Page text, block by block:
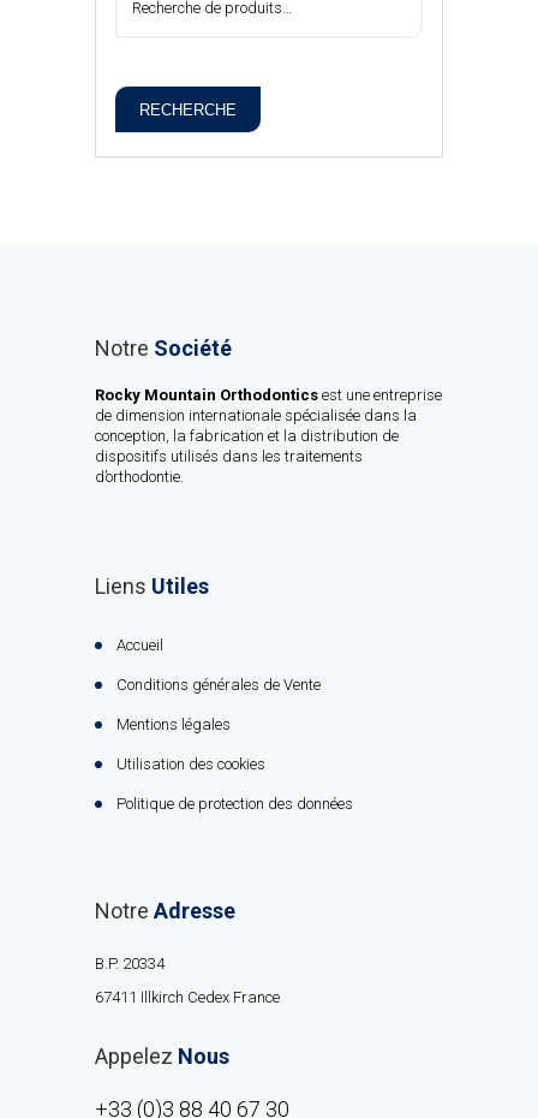
RECHERCHE
Notre Société
Rocky Mountain Orthodontics est une entreprise
de dimension internationale spécialisée dans la
conception, la fabrication et la distribution de
dispositifs utilisés dans les traitements
d’orthodontie.
Liens Utiles
Accueil
Conditions générales de Vente
Mentions légales
Utilisation des cookies
Politique de protection des données
Notre Adresse
B.P. 20334
67411 Illkirch Cedex France
Appelez Nous
+33 (0)3 88 40 67 30